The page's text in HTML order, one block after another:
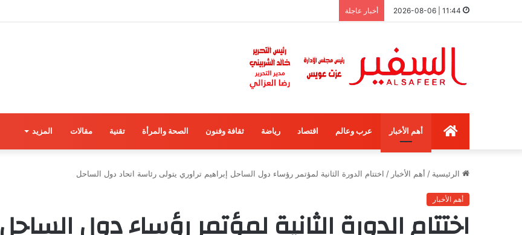
أخبار عاجلة
الرئيسيةأهم الأخبار عرب وعالم اقتصاد رياضة ثقافة وفنون الصحة والمرأة تقنية مقالات المزيد
الرئيسية / أهم الأخبار / اختتام الدورة الثانية لمؤتمر رؤساء دول الساحل إبراهيم تراوري يتولى رئاسة اتحاد دول الساحل
أهم الأخبار